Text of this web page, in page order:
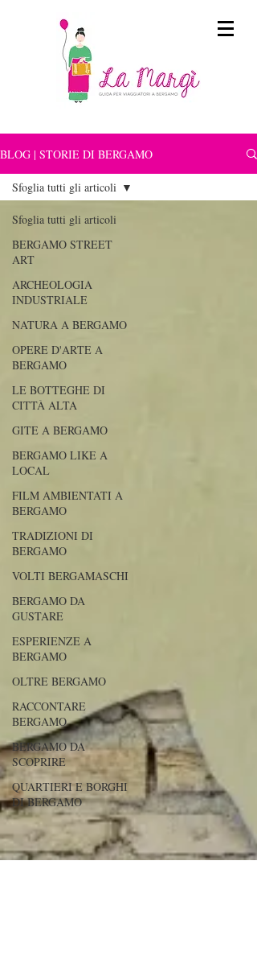
BLOG | STORIE DI BERGAMO
Sfoglia tutti gli articoli
BERGAMO STREET
ART
ARCHEOLOGIA
INDUSTRIALE
NATURA A BERGAMO
OPERE D'ARTE A
BERGAMO
LE BOTTEGHE DI
CITTÀ ALTA
GITE A BERGAMO
BERGAMO LIKE A
LOCAL
FILM AMBIENTATI A
BERGAMO
TRADIZIONI DI
BERGAMO
VOLTI BERGAMASCHI
BERGAMO DA
GUSTARE
ESPERIENZE A
BERGAMO
OLTRE BERGAMO
RACCONTARE
BERGAMO
BERGAMO DA
SCOPRIRE
QUARTIERI E BORGHI
DI BERGAMO
Sfoglia tutti gli articoli